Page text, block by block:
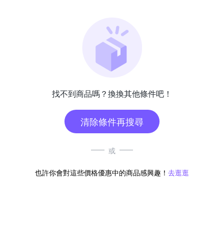
找不到商品嗎？換換其他條件吧！
清除條件再搜尋
或
也許你會對這些價格優惠中的商品感興趣！ 去逛逛